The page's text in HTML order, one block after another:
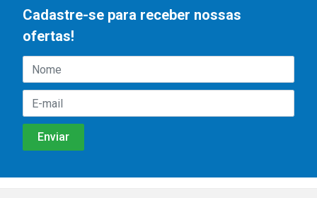
Cadastre-se para receber nossas
ofertas!